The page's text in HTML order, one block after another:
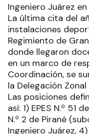
Ingeniero Juárez
La última cita del
instalaciones
Regimiento de
donde llegaron
en un marco de
Coordinación, se
la Delegación
Las posiciones
así: 1) EPES N.º 51
N.º 2 de Pirané
Ingeniero Juárez, 4)